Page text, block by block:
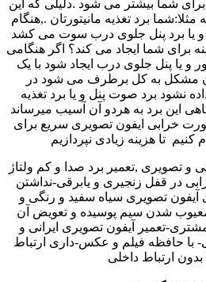
شما بیشتر می شود .دلیلی که این
برد تغذیه مانیتورتان .,هنگام
یا برد پنل جلوی درب سوت می کشد
شما ایجاد می کند؟ اگر هنگامی
و یا پنل جلوی درب ایجاد شود با یک
مشکل به کل برطرف می شود در
نشود برد صوت پنل و یا برد تغذیه
این برد به هردو آن آسیب میرساند
خرابی ایفون تصویری سریع برای
تا هزینه زیادی نپردازیم
و تصویری ,تعمیر برد صدا و کم ولتاژ
در قفل زنجیری و یابرقی-نداشتن
آیفون تصویری سیاه سفید و رنگی و
شدن سیم پوسیده و تعویض آن
مشتری-تعمیر آیفون تصویری ایرانی و
با حافظه فیلم و عکس-داری ارتباط
بدون ارتباط داخلی